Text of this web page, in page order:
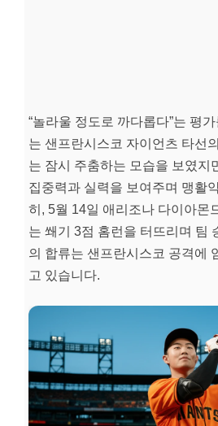
“놀라울 정도로 까다롭다”는 평
는 샌프란시스코 자이언츠 타선
는 잠시 주춤하는 모습을 보였지
집중력과 실력을 보여주며 맹활
히, 5월 14일 애리조나 다이아몬
는 쐐기 3점 홈런을 터뜨리며 팀
의 합류는 샌프란시스코 공격에
고 있습니다.